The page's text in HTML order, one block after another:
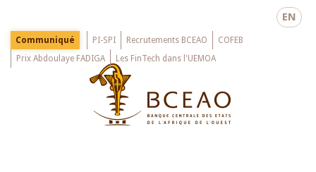
main
EN
Menu
Top
Communiqué PI-SPI Recrutements BCEAO
COFEB
Prix Abdoulaye FADIGA
Les FinTech dans l'UEMOA